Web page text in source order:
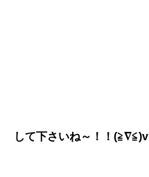
して下さいね～！！(≧∇≦)v